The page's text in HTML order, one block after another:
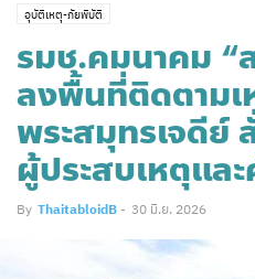
อุบัติเหตุ-ภัยพิบัติ
รมช.คมนาคม “
ลงพื้นที่ติดตามเ
พระสมุทรเจดีย์
ผู้ประสบเหตุแล
By ThaitabloidB - 30 มิ.ย. 2026